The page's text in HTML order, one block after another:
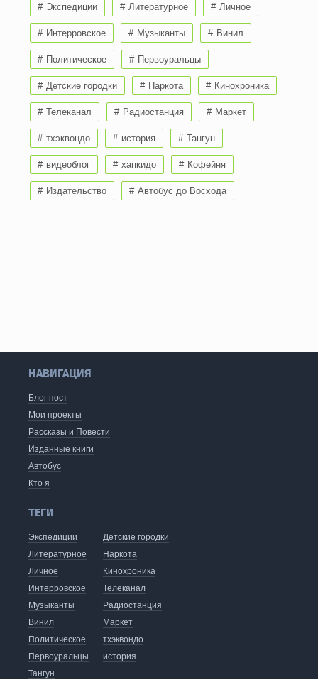
Экспедиции Литературное Личное
Интерровское Музыканты Винил
Политическое Первоуральцы
Детские городки Наркота Кинохроника
Телеканал Радиостанция Маркет
тхэквондо история Тангун
видеоблог хапкидо Кофейня
Издательство Автобус до Восхода
НАВИГАЦИЯ
Блог пост
Мои проекты
Рассказы и Повести
Изданные книги
Автобус
Кто я
ТЕГИ
Экспедиции
Литературное
Личное
Интерровское
Музыканты
Винил
Политическое
Первоуральцы
Детские городки
Наркота
Кинохроника
Телеканал
Радиостанция
Маркет
тхэквондо
история
Тангун